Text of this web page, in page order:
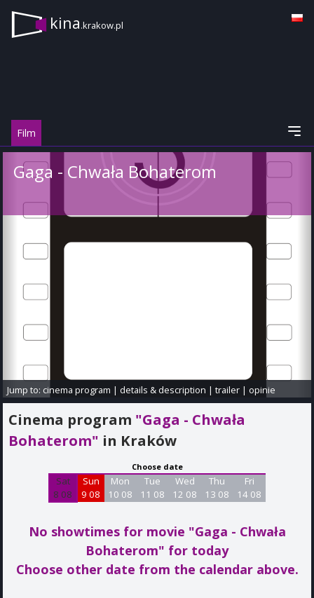
kina.krakow.pl
Film
Gaga - Chwała Bohaterom
Jump to: cinema program |details & description |trailer |opinie
Cinema program "Gaga - Chwała
Bohaterom" in Kraków
Choose date
Sat
8 08
Sun
9 08
Mon
10 08
Tue
11 08
Wed
12 08
Thu
13 08
Fri
14 08
No showtimes for movie "Gaga - Chwała
Bohaterom" for today
Choose other date from the calendar above.